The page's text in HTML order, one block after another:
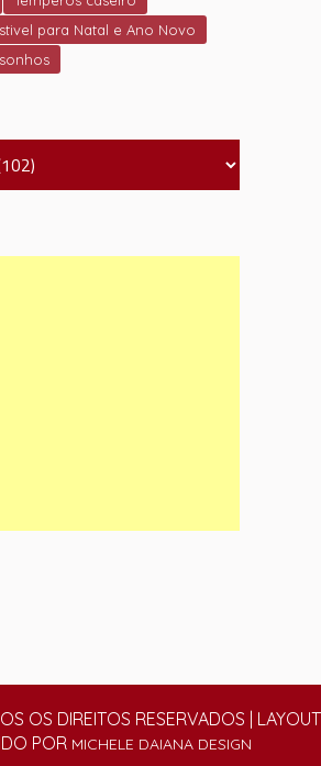
para Natal e Ano Novo
sonhos
OS DIREITOS RESERVADOS | LAYOUT
POR MICHELE DAIANA DESIGN